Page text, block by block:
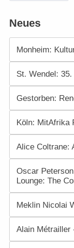
Neues
Monheim:
St. Wendel:
Gestorben:
Köln: MitAfrika
Alice Coltrane:
Oscar
Lounge: The
Meklin Nicolai
Alain Métrailler